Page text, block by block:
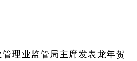
管理业监管局主席发表龙年贺